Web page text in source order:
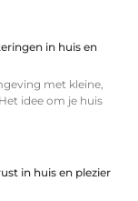
in huis en
met kleine,
idee om je huis
in huis en plezier